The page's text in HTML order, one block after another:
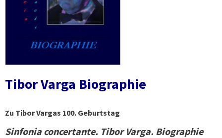
Tibor Varga Biographie
Zu Tibor Vargas 100. Geburtstag
Sinfonia concertante. Tibor Varga. Biographie